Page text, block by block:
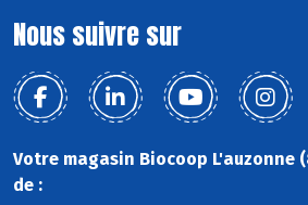
Nous suivre sur
Votre magasin Biocoop L'auzonne
de :